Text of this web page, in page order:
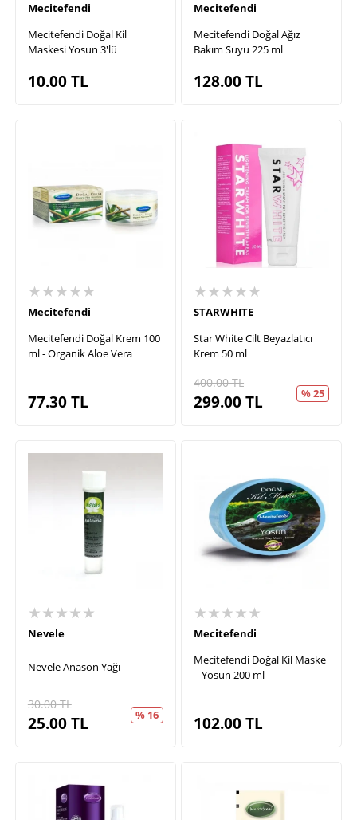
Mecitefendi
Mecitefendi Doğal Kil
Maskesi Yosun 3'lü
10.00TL
Mecitefendi
Mecitefendi Doğal Ağız
Bakım Suyu 225 ml
128.00TL
★★★★★
Mecitefendi
Mecitefendi Doğal Krem 100
ml - Organik Aloe Vera
77.30TL
★★★★★
STARWHITE
Star White Cilt Beyazlatıcı
Krem 50 ml
400.00TL
299.00TL % 25
★★★★★
Nevele
Nevele Anason Yağı
30.00TL
25.00TL % 16
★★★★★
Mecitefendi
Mecitefendi Doğal Kil Maske
– Yosun 200 ml
102.00TL